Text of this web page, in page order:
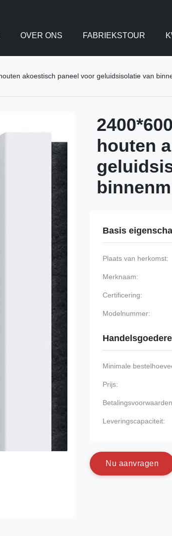
OVER ONS FABRIEKSTOUR
akoestisch paneel voor geluidsisolatie van
houten
Basis
Plaats van herkomst:
Merknaam:
Certificering:
Modelnummer:
Minimale
Prijs:
Leveringscapaciteit:
N u aanvragen